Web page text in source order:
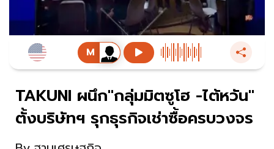
TAKUNI ผนึก"กลุ่มมิตซูโฮ -ไต้หวัน"
ตั้งบริษัทฯ รุกธุรกิจเช่าซื้อครบวงจร